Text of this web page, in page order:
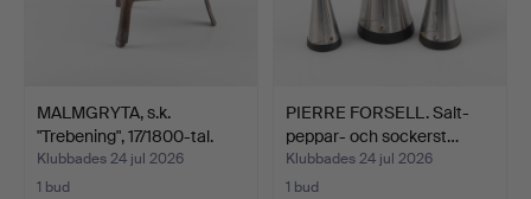
MALMGRYTA, s.k.
"Trebening", 17/1800-tal.
Klubbades 24 jul 2026
1 bud
PIERRE FORSELL. Salt-
peppar- och sockerst…
Klubbades 24 jul 2026
1 bud